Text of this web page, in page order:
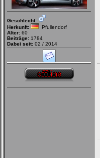
Geschlecht:
Herkunft:
Pfullendorf
Alter: 60
Beiträge: 1784
Dabei seit: 02 / 2014